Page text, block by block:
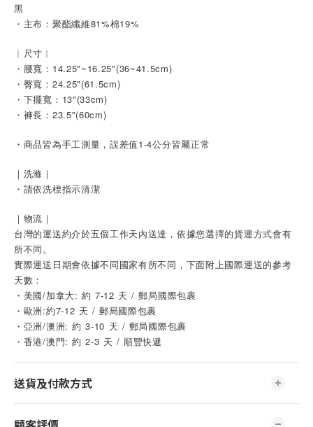
黑
・主布：聚酯纖維81%棉19%
︱尺寸︱
・腰寬：14.25"~16.25"(36~41.5cm)
・臀寬：24.25"(61.5cm)
・下擺寬：13"(33cm)
・褲長：23.5"(60cm)
・商品皆為手工測量，誤差值1-4公分皆屬正常
｜洗滌｜
・請依洗標指示清潔
｜物流｜
台灣的運送約介於五個工作天內送達，依據您選擇的貨運方式會有
所不同。
實際運送日期會依據不同國家有所不同，下面附上國際運送的參考
天數：
・美國/加拿大: 約 7-12 天 / 郵局國際包裹
・歐洲:約7-12 天 / 郵局國際包裹
・亞洲/澳洲: 約 3-10 天 / 郵局國際包裹
・香港/澳門: 約 2-3 天 / 順豐快遞
送貨及付款方式